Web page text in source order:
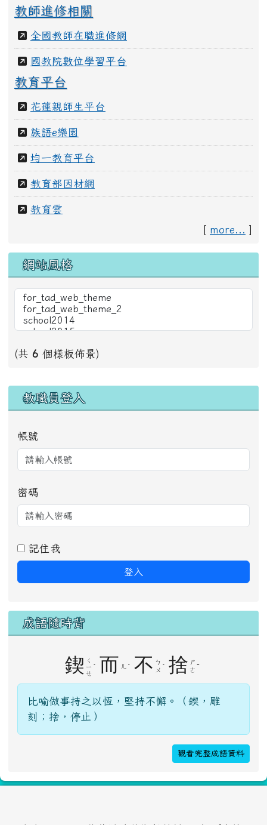
教師進修相關
全國教師在職進修網
國教院數位學習平台
教育平台
花蓮親師生平台
族語e樂園
均一教育平台
教育部因材網
教育雲
[ more...
網站風格
(共 6 個樣板佈景)
右邊區域內容
教職員登入
帳號
密碼
記住我
登入
成語隨時背
鍥 ㄑ
ㄧ
ㄝ
ˋ 而 ㄦ ˊ 不 ㄅ
ㄨ ˋ 捨 ㄕ
ㄜ ˇ
比喻做事持之以恆，堅持不懈。（鍥，雕
刻；捨，停止）
觀看完整成語資料